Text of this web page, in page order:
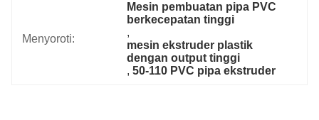
Menyoroti:
Mesin pembuatan pipa PVC
berkecepatan tinggi
,
mesin ekstruder plastik
dengan output tinggi
, 50-110 PVC pipa ekstruder